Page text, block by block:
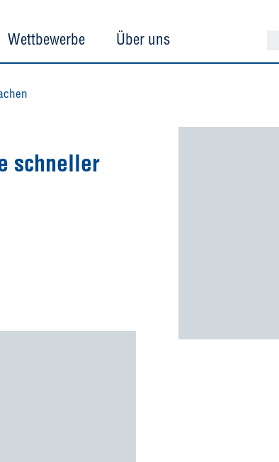
Wettbewerbe Über uns
schneller